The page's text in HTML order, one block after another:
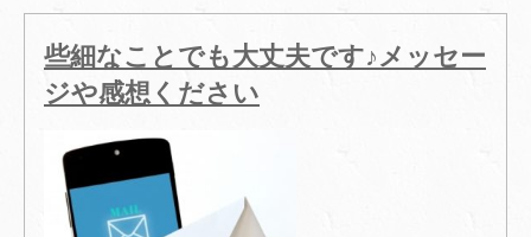
些細なことでも大丈夫です♪メッセー
ジや感想ください